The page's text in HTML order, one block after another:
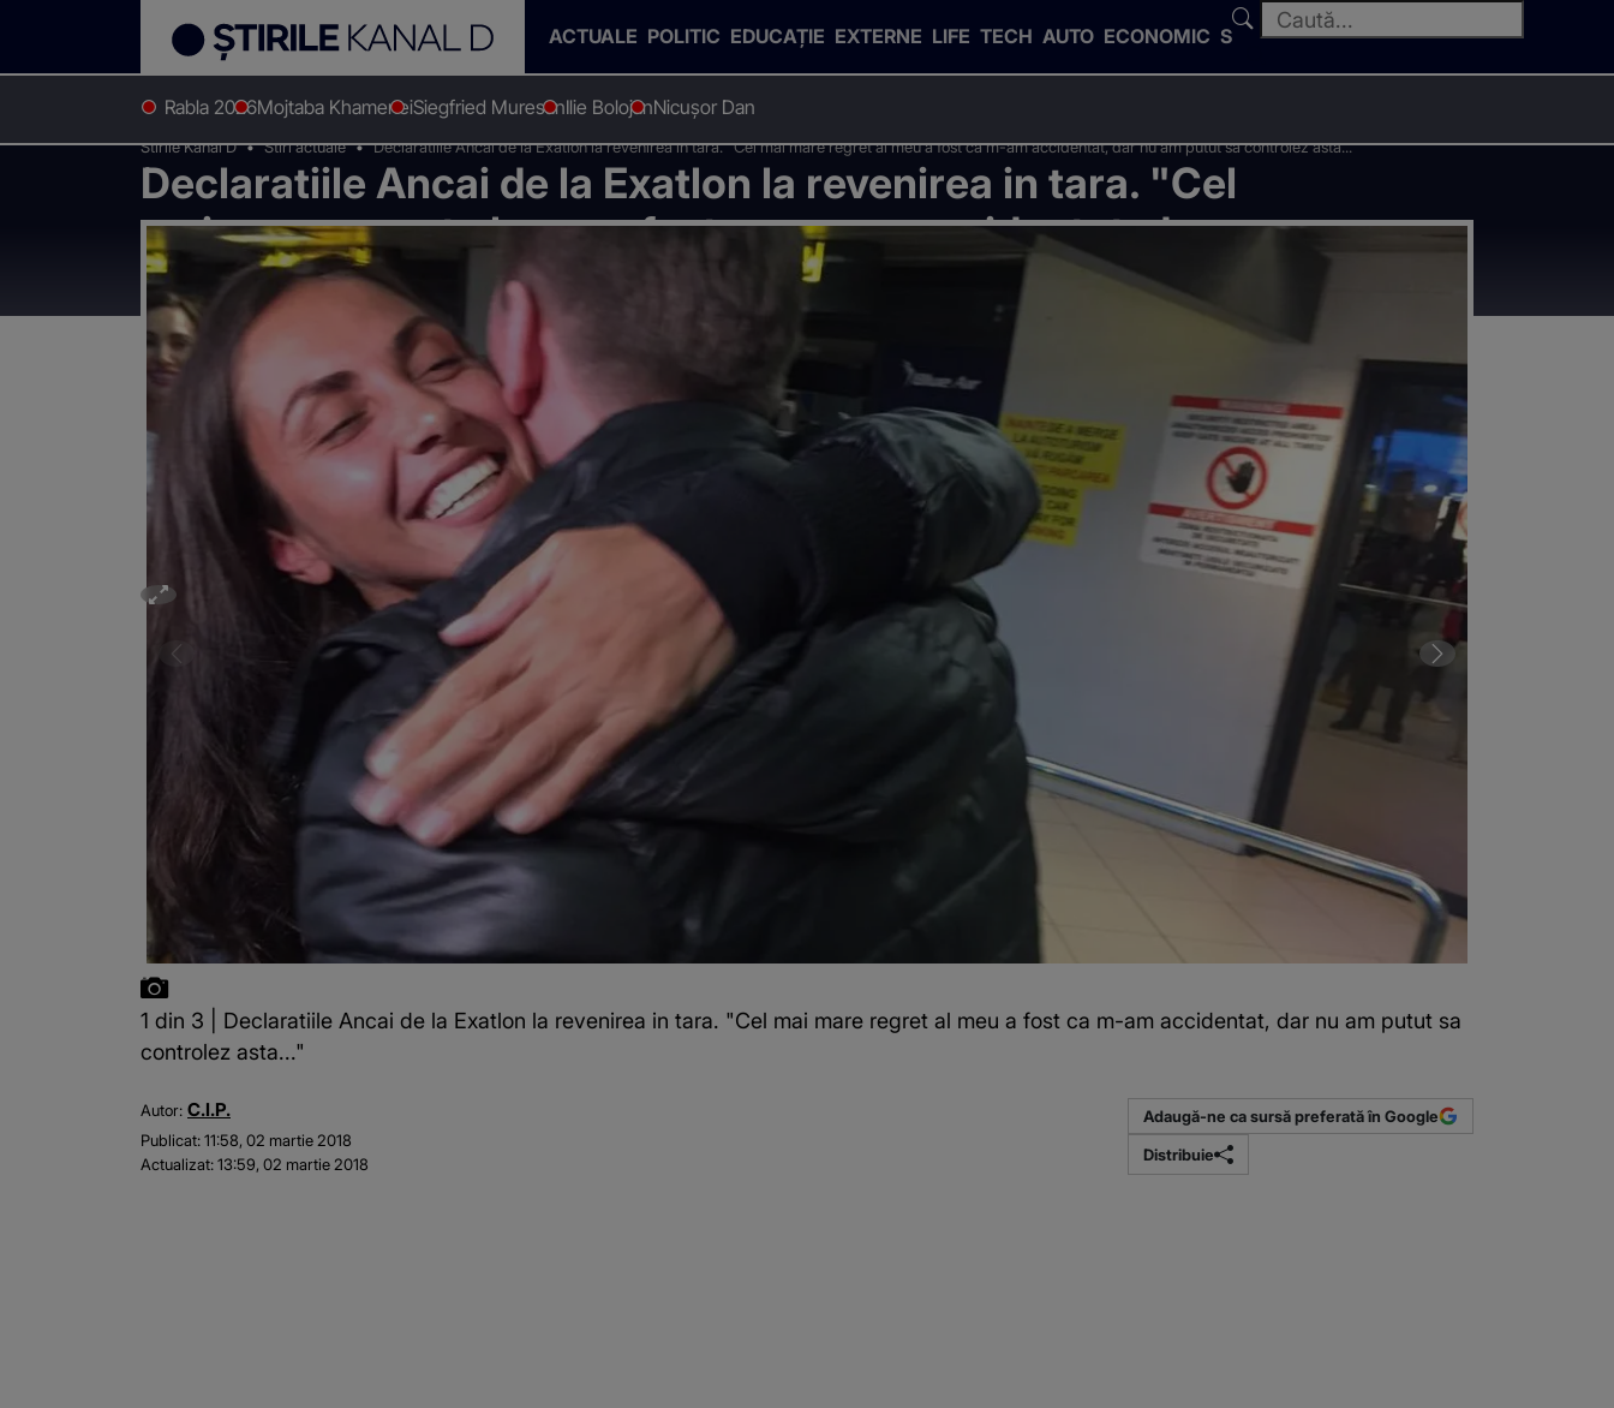
ACTUALE POLITIC EDUCAȚIE EXTERNE LIFE TECH AUTO ECONOMIC SPORT
Rabla 2026Mojtaba KhameneiSiegfried MuresanIlie BolojanNicușor Dan
Stirile Kanal D Stiri actuale Declaratiile Ancai de la Exatlon la revenirea in tara. "Cel mai mare regret al meu a fost ca m-am accidentat, dar nu am putut sa controlez asta..."
Declaratiile Ancai de la Exatlon la revenirea in tara. "Cel
mai mare regret al meu a fost ca m-am accidentat, dar nu
am putut sa controlez asta..."
1 din 3 | Declaratiile Ancai de la Exatlon la revenirea in tara. "Cel mai mare regret al meu a fost ca m-am accidentat, dar nu am putut sa
controlez asta..."
Autor: C.I.P.
Publicat:11:58, 02 martie 2018
Actualizat:13:59, 02 martie 2018
Adaugă-ne ca sursă preferată în Google
Distribuie